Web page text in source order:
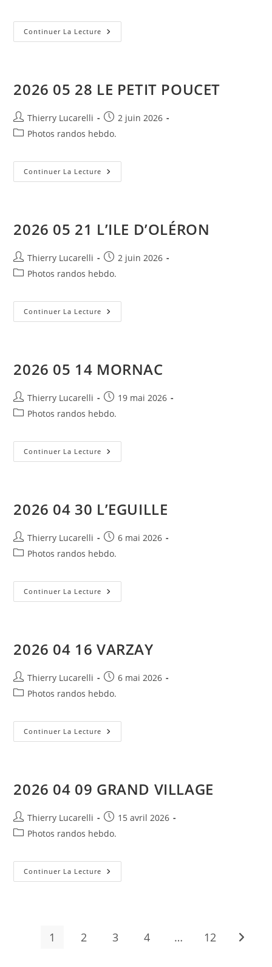
Continuer La Lecture 2026
06
2026 05 28 LE PETIT POUCET
Auteur/autrice
de
Thierry Lucarelli
Publication
publiée :
2 juin 2026
PostPhotos randos hebdo.
Continuer La Lecture 2026
05
2026 05 21 L’ILE D’OLÉRON
Auteur/autrice
de
Thierry Lucarelli
Publication
publiée :
2 juin 2026
PostPhotos randos hebdo.
Continuer La Lecture 2026
05
2026 05 14 MORNAC
Auteur/autrice
de
Thierry Lucarelli
Publication
publiée :
19 mai 2026
PostPhotos randos hebdo.
Continuer La Lecture 2026
05
2026 04 30 L’EGUILLE
Auteur/autrice
de
Thierry Lucarelli
Publication
publiée :
6 mai 2026
PostPhotos randos hebdo.
Continuer La Lecture 2026
04
2026 04 16 VARZAY
Auteur/autrice
de
Thierry Lucarelli
Publication
publiée :
6 mai 2026
PostPhotos randos hebdo.
Continuer La Lecture 2026
04
2026 04 09 GRAND VILLAGE
Auteur/autrice
de
Thierry Lucarelli
Publication
publiée :
15 avril 2026
PostPhotos randos hebdo.
Continuer La Lecture 2026
04
1 2 3 4 … 12 Aller à